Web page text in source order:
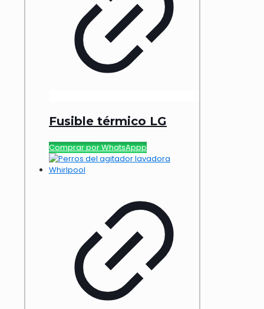
Fusible térmico LG
Comprar por WhatsAppp